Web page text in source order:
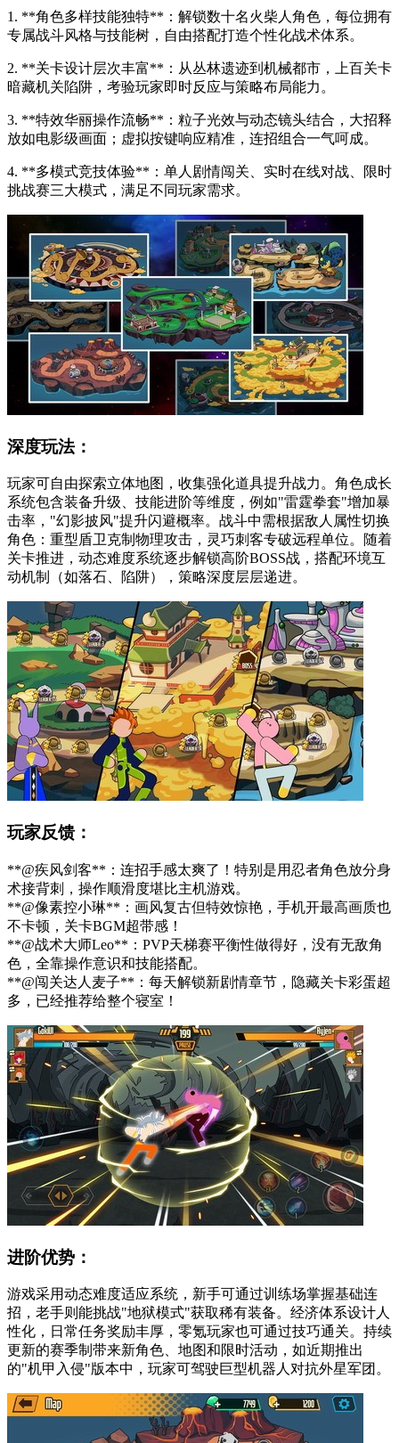
1. **角色多样技能独特**：解锁数十名火柴人角色，每位拥有
专属战斗风格与技能树，自由搭配打造个性化战术体系。
2. **关卡设计层次丰富**：从丛林遗迹到机械都市，上百关卡
暗藏机关陷阱，考验玩家即时反应与策略布局能力。
3. **特效华丽操作流畅**：粒子光效与动态镜头结合，大招释
放如电影级画面；虚拟按键响应精准，连招组合一气呵成。
4. **多模式竞技体验**：单人剧情闯关、实时在线对战、限时
挑战赛三大模式，满足不同玩家需求。
深度玩法：
玩家可自由探索立体地图，收集强化道具提升战力。角色成长
系统包含装备升级、技能进阶等维度，例如"雷霆拳套"增加暴
击率，"幻影披风"提升闪避概率。战斗中需根据敌人属性切换
角色：重型盾卫克制物理攻击，灵巧刺客专破远程单位。随着
关卡推进，动态难度系统逐步解锁高阶BOSS战，搭配环境互
动机制（如落石、陷阱），策略深度层层递进。
玩家反馈：
**@疾风剑客**：连招手感太爽了！特别是用忍者角色放分身
术接背刺，操作顺滑度堪比主机游戏。
**@像素控小琳**：画风复古但特效惊艳，手机开最高画质也
不卡顿，关卡BGM超带感！
**@战术大师Leo**：PVP天梯赛平衡性做得好，没有无敌角
色，全靠操作意识和技能搭配。
**@闯关达人麦子**：每天解锁新剧情章节，隐藏关卡彩蛋超
多，已经推荐给整个寝室！
进阶优势：
游戏采用动态难度适应系统，新手可通过训练场掌握基础连
招，老手则能挑战"地狱模式"获取稀有装备。经济体系设计人
性化，日常任务奖励丰厚，零氪玩家也可通过技巧通关。持续
更新的赛季制带来新角色、地图和限时活动，如近期推出
的"机甲入侵"版本中，玩家可驾驶巨型机器人对抗外星军团。